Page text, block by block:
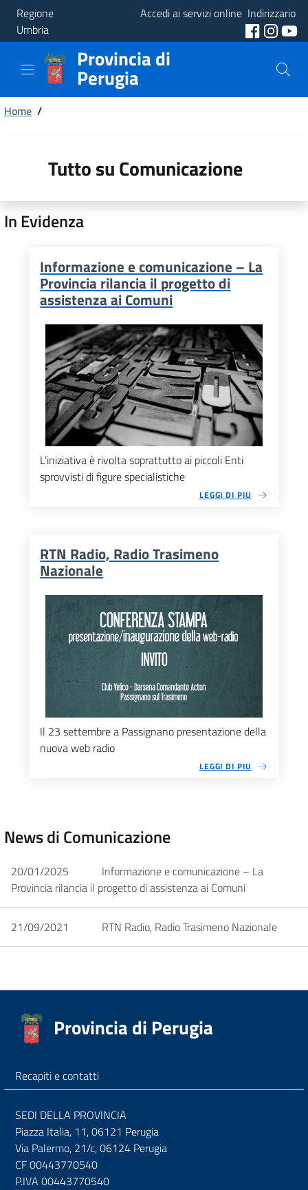
Regione
Umbria
Accedi ai servizi online Indirizzario
Provincia
Aree
Tematiche
Provincia di
Perugia
Briciole
pane
Home /
Tutto su Comunicazione
In Evidenza
Informazione e comunicazione – La
Provincia rilancia il progetto di
assistenza ai Comuni
L’iniziativa è rivolta soprattutto ai piccoli Enti
sprovvisti di figure specialistiche
LEGGI DI PIU
RTN Radio, Radio Trasimeno
Nazionale
Il 23 settembre a Passignano presentazione della
nuova web radio
LEGGI DI PIU
News di Comunicazione
20/01/2025
Informazione e comunicazione – La
Provincia rilancia il progetto di assistenza ai Comuni
21/09/2021 RTN Radio, Radio Trasimeno Nazionale
Provincia di Perugia
Recapiti e contatti
SEDI DELLA PROVINCIA
Piazza Italia, 11, 06121 Perugia
Via Palermo, 21/c, 06124 Perugia
CF 00443770540
P.IVA 00443770540